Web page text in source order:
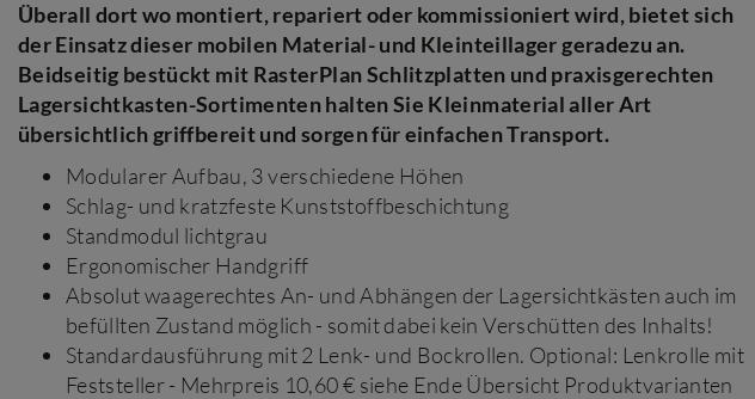
Überall dort wo montiert, repariert oder kommissioniert wird, bietet sich
der Einsatz dieser mobilen Material- und Kleinteillager geradezu an.
Beidseitig bestückt mit RasterPlan Schlitzplatten und praxisgerechten
Lagersichtkasten-Sortimenten halten Sie Kleinmaterial aller Art
übersichtlich griffbereit und sorgen für einfachen Transport.
Modularer Aufbau, 3 verschiedene Höhen
Schlag- und kratzfeste Kunststoffbeschichtung
Standmodul lichtgrau
Ergonomischer Handgriff
Absolut waagerechtes An- und Abhängen der Lagersichtkästen auch im
befüllten Zustand möglich - somit dabei kein Verschütten des Inhalts!
Standardausführung mit 2 Lenk- und Bockrollen. Optional: Lenkrolle mit
Feststeller - Mehrpreis 10,60 € siehe Ende Übersicht Produktvarianten